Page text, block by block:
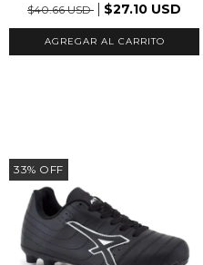
$40.66 USD
$27.10 USD
AGREGAR AL CARRITO
33% OFF